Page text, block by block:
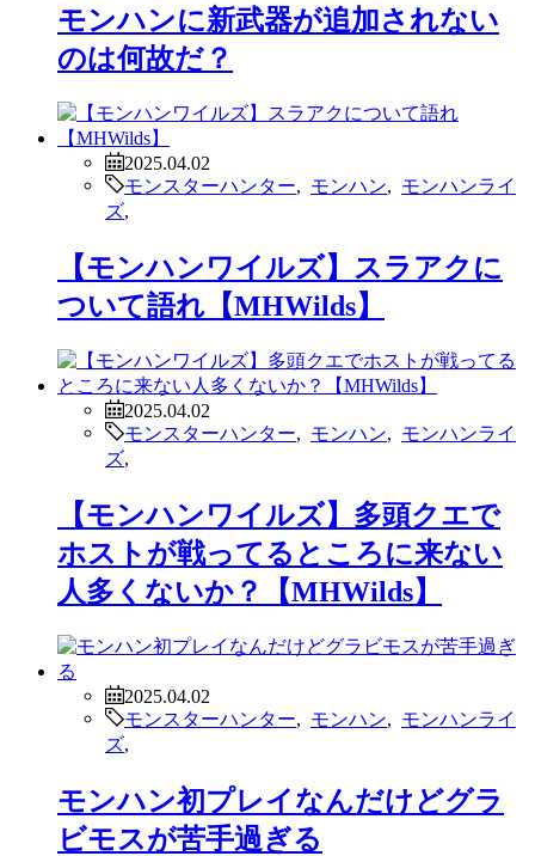
モンハンに新武器が追加されない
のは何故だ？
2025.04.02
モンスターハンター
モンハン
モンハンライ
ズ
【モンハンワイルズ】スラアクに
ついて語れ【MHWilds】
2025.04.02
モンスターハンター
モンハン
モンハンライ
ズ
【モンハンワイルズ】多頭クエで
ホストが戦ってるところに来ない
人多くないか？【MHWilds】
2025.04.02
モンスターハンター
モンハン
モンハンライ
ズ
モンハン初プレイなんだけどグラ
ビモスが苦手過ぎる